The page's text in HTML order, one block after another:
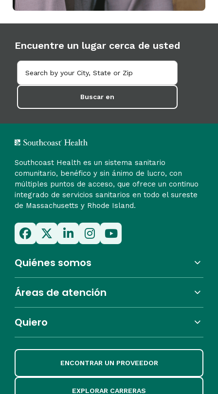
Encuentre un lugar cerca de usted
Buscar en
Southcoast Health es un sistema sanitario
comunitario, benéfico y sin ánimo de lucro, con
múltiples puntos de acceso, que ofrece un continuo
integrado de servicios sanitarios en todo el sureste
de Massachusetts y Rhode Island.
Quiénes somos
Áreas de atención
Quiero
ENCONTRAR UN PROVEEDOR
EXPLORAR CARRERAS